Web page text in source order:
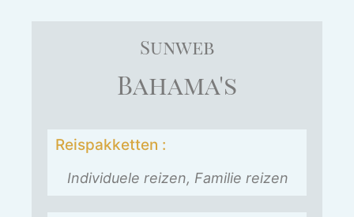
Sunweb
Bahama's
Reispakketten :
Individuele reizen, Familie reizen